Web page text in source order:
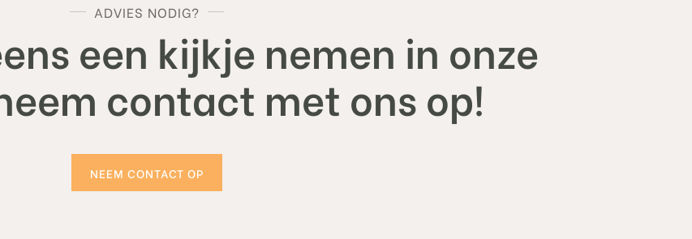
ADVIES NODIG?
een kijkje nemen in onze
contact met ons op!
NEEM CONTACT OP